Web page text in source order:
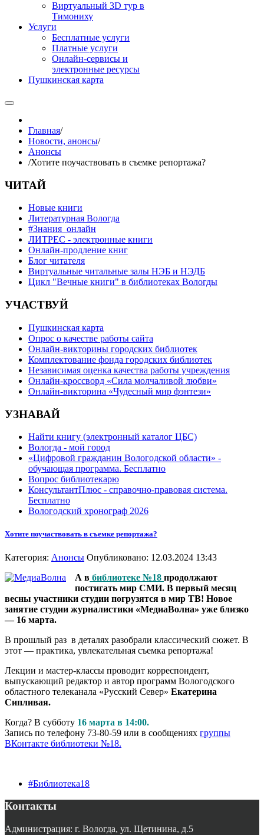
Виртуальный 3D тур в
Тимониху
Услуги
Бесплатные услуги
Платные услуги
Онлайн-сервисы и
электронные ресурсы
Пушкинская карта
Главная/
Новости, анонсы/
Анонсы
/Хотите поучаствовать в съемке репортажа?
ЧИТАЙ
Новые книги
Литературная Вологда
#Знания_онлайн
ЛИТРЕС - электронные книги
Онлайн-продление книг
Блог читателя
Виртуальные читальные залы НЭБ и НЭДБ
Цикл "Вечные книги" в библиотеках Вологды
УЧАСТВУЙ
Пушкинская карта
Опрос о качестве работы сайта
Онлайн-викторины городских библиотек
Комплектование фонда городских библиотек
Независимая оценка качества работы учреждения
Онлайн-кроссворд «Сила молчаливой любви»
Онлайн-викторина «Чудесный мир фэнтези»
УЗНАВАЙ
Найти книгу (электронный каталог ЦБС)
Вологда - мой город
«Цифровой гражданин Вологодской области» -
обучающая программа. Бесплатно
Вопрос библиотекарю
КонсультантПлюс - справочно-правовая система.
Бесплатно
Вологодский хронограф 2026
Хотите поучаствовать в съемке репортажа?
Категория: Анонсы Опубликовано: 12.03.2024 13:43
А в библиотеке №18 продолжают
постигать мир СМИ. В первый месяц
весны участники студии погрузятся в мир ТВ! Новое
занятие студии журналистики «МедиаВолна» уже близко
— 16 марта.
В прошлый раз в деталях разобрали классический сюжет. В
этот — практика, увлекательная съемка репортажа!
Лекции и мастер-классы проводит корреспондент,
выпускающий редактор и автор программ Вологодского
областного телеканала «Русский Север» Екатерина
Сипливая.
Когда? В субботу 16 марта в 14:00.
Запись по телефону 73-80-59 или в сообщениях группы
ВКонтакте библиотеки №18.
#Библиотека18
Контакты
Администрация: г. Вологда, ул. Щетинина, д.5